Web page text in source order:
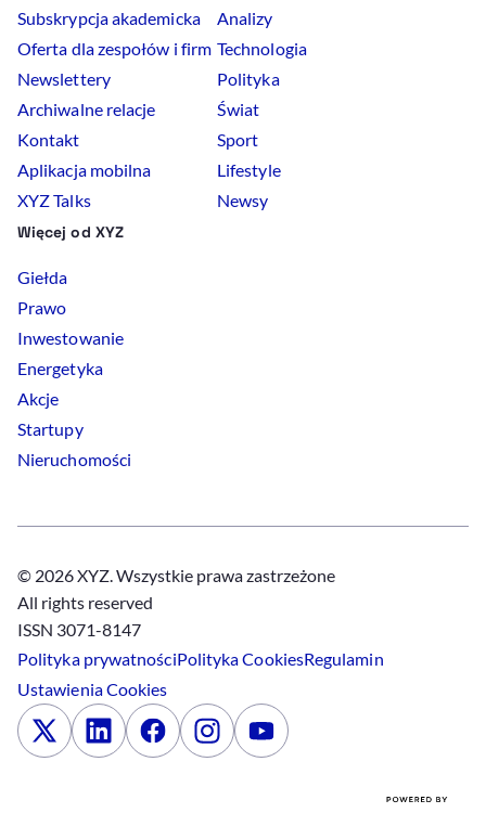
Subskrypcja akademicka
Oferta dla zespołów i firm
Newslettery
Archiwalne relacje
Kontakt
Aplikacja mobilna
XYZ Talks
Analizy
Technologia
Polityka
Świat
Sport
Lifestyle
Newsy
Więcej od XYZ
Giełda
Prawo
Inwestowanie
Energetyka
Akcje
Startupy
Nieruchomości
© 2026 XYZ. Wszystkie prawa zastrzeżone
All rights reserved
ISSN 3071-8147
Polityka prywatnościPolitykaCookiesRegulamin
UstawieniaCookies
x LinkedinFacebookInstagramYoutube